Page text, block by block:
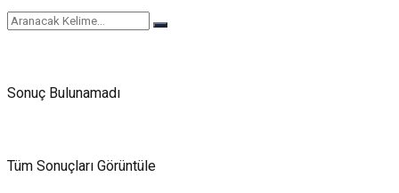
Sonuç Bulunamadı
Tüm Sonuçları Görüntüle